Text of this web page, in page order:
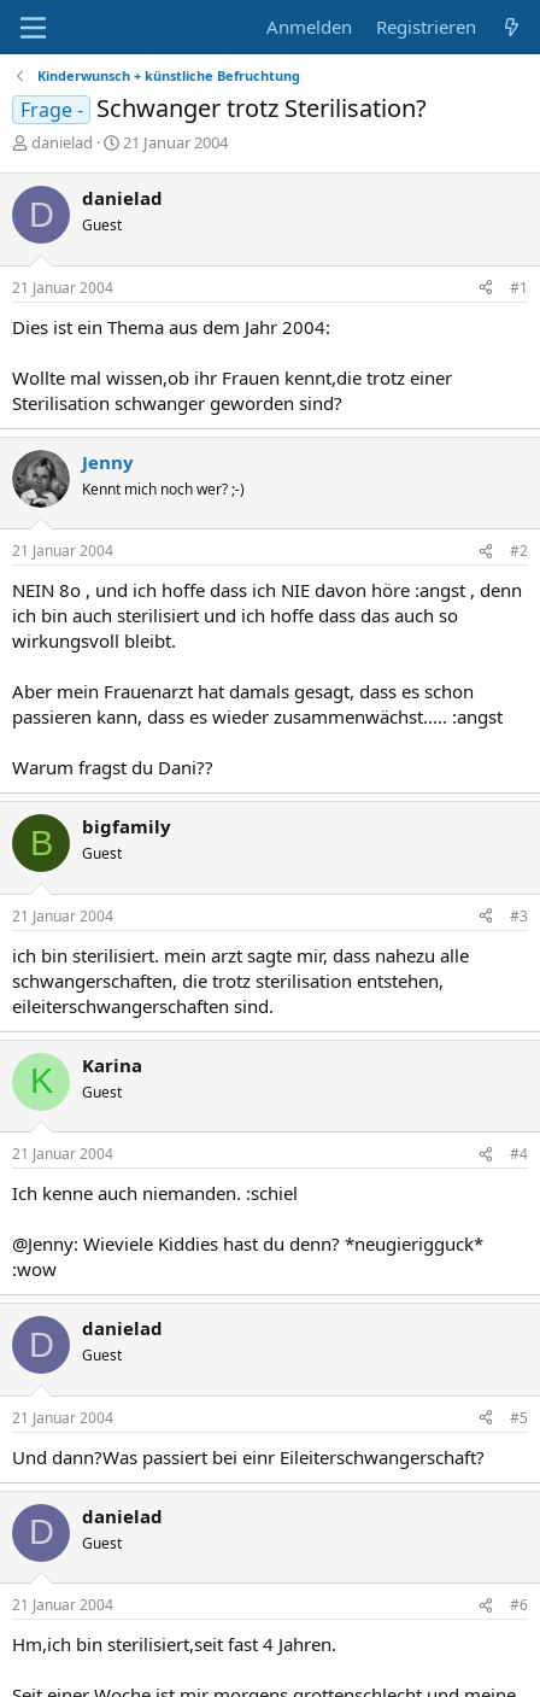
Anmelden Registrieren
Kinderwunsch + künstliche Befruchtung
Frage - Schwanger trotz Sterilisation?
E
s
t
e
l
l
e
danielad
E
t
l
m
21 Januar 2004
D danielad
Guest
21 Januar 2004 #1
Dies ist ein Thema aus dem Jahr 2004:
Wollte mal wissen,ob ihr Frauen kennt,die trotz einer
Sterilisation schwanger geworden sind?
Jenny
Kennt mich noch wer? ;-)
21 Januar 2004 #2
NEIN 8o , und ich hoffe dass ich NIE davon höre :angst , denn
ich bin auch sterilisiert und ich hoffe dass das auch so
wirkungsvoll bleibt.
Aber mein Frauenarzt hat damals gesagt, dass es schon
passieren kann, dass es wieder zusammenwächst..... :angst
Warum fragst du Dani??
B bigfamily
Guest
21 Januar 2004 #3
ich bin sterilisiert. mein arzt sagte mir, dass nahezu alle
schwangerschaften, die trotz sterilisation entstehen,
eileiterschwangerschaften sind.
K Karina
Guest
21 Januar 2004 #4
Ich kenne auch niemanden. :schiel
@Jenny: Wieviele Kiddies hast du denn? *neugierigguck*
:wow
D danielad
Guest
21 Januar 2004 #5
Und dann?Was passiert bei einr Eileiterschwangerschaft?
D danielad
Guest
21 Januar 2004 #6
Hm,ich bin sterilisiert,seit fast 4 Jahren.